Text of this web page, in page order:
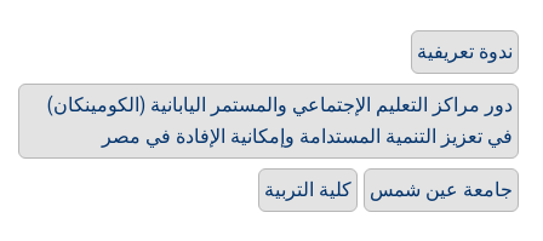
ندوة تعريفية
دور مراكز التعليم الإجتماعي والمستمر اليابانية (الكومينكان)
في تعزيز التنمية المستدامة وإمكانية الإفادة في مصر
كلية التربية جامعة عين شمس